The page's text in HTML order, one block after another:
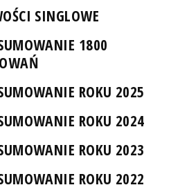
SINGLOWE
1800
ROKU 2025
ROKU 2024
ROKU 2023
ROKU 2022